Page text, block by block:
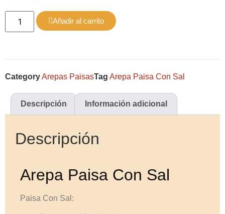
Añadir al carrito
CategoryArepas PaisasTag Arepa Paisa Con Sal
Descripción Información adicional
Descripción
Arepa Paisa Con Sal
Paisa Con Sal: